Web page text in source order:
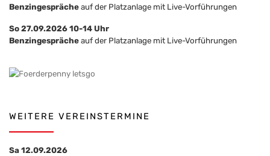
Benzingesprächeauf der Platzanlage mit Live-Vorführungen
So 27.09.2026 10-14 Uhr
Benzingesprächeauf der Platzanlage mit Live-Vorführungen
WEITERE VEREINSTERMINE
Sa 12.09.2026